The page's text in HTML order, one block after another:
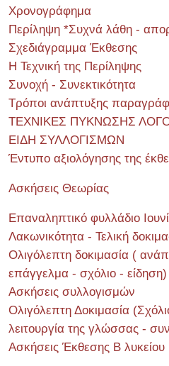
Χρονογράφημα
Περίληψη *Συχνά λάθη -
Σχεδιάγραμμα Έκθεσης
Η Τεχνική της Περίληψης
Συνοχή - Συνεκτικότητα
Τρόποι ανάπτυξης
ΤΕΧΝΙΚΕΣ ΠΥΚΝΩΣΗΣ
ΕΙΔΗ ΣΥΛΛΟΓΙΣΜΩΝ
Έντυπο αξιολόγησης της
Ασκήσεις Θεωρίας
Επαναληπτικό φυλλάδιο
Λακωνικότητα - Τελική
Ολιγόλεπτη δοκιμασία (
επάγγελμα - σχόλιο - είδηση)
Ασκήσεις συλλογισμών
Ολιγόλεπτη Δοκιμασία
λειτουργία της γλώσσας -
Ασκήσεις Έκθεσης Β λυκείου